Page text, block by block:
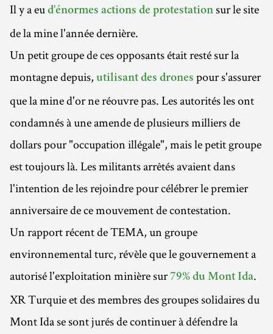
Il y a eu d'énormes actions de protestation sur le site
de la mine l'année dernière.
Un petit groupe de ces opposants était resté sur la
montagne depuis, utilisant des drones pour s'assurer
que la mine d'or ne réouvre pas. Les autorités les ont
condamnés à une amende de plusieurs milliers de
dollars pour "occupation illégale", mais le petit groupe
est toujours là. Les militants arrêtés avaient dans
l'intention de les rejoindre pour célébrer le premier
anniversaire de ce mouvement de contestation.
Un rapport récent de TEMA, un groupe
environnemental turc, révèle que le gouvernement a
autorisé l'exploitation minière sur79% du Mont Ida.
XR Turquie et des membres des groupes solidaires du
Mont Ida se sont jurés de continuer à défendre la